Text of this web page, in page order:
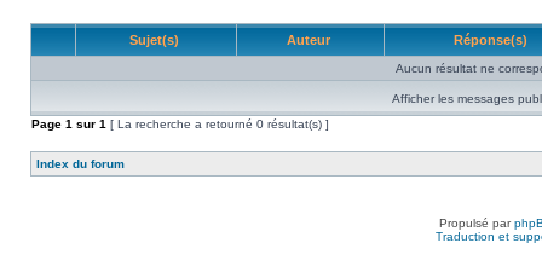
Sujet(s) Auteur Réponse(s)
Aucun résultat ne
Afficher les messages
Page 1 sur 1 [ La recherche a retourné 0 résultat(s) ]
Index du forum
Propulsé par
Traduction et